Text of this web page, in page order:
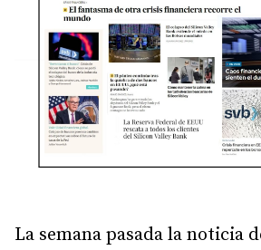
La semana pasada la noticia